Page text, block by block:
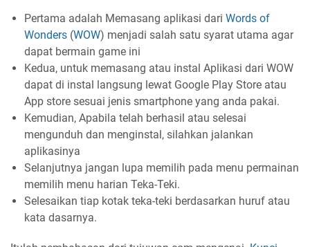
Pertama adalah Memasang aplikasi dari Words of
Wonders (WOW) menjadi salah satu syarat utama agar
dapat bermain game ini
Kedua, untuk memasang atau instal Aplikasi dari WOW
dapat di instal langsung lewat Google Play Store atau
App store sesuai jenis smartphone yang anda pakai.
Kemudian, Apabila telah berhasil atau selesai
mengunduh dan menginstal, silahkan jalankan
aplikasinya
Selanjutnya jangan lupa memilih pada menu permainan
memilih menu harian Teka-Teki.
Selesaikan tiap kotak teka-teki berdasarkan huruf atau
kata dasarnya.